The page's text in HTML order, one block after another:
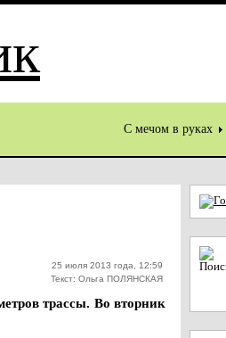
С мечом в руках
25 июля 2013 года, 12:59
Текст: Ольга ПОЛЯНСКАЯ
трассы. Во вторник